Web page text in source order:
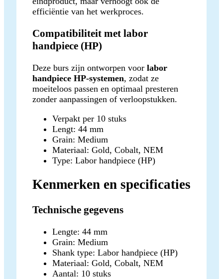
efficiëntie van het werkproces.
Compatibiliteit met labor
handpiece (HP)
Deze burs zijn ontworpen voor labor
handpiece HP-systemen, zodat ze
moeiteloos passen en optimaal presteren
zonder aanpassingen of verloopstukken.
Verpakt per 10 stuks
Lengt: 44 mm
Grain: Medium
Materiaal: Gold, Cobalt, NEM
Type: Labor handpiece (HP)
Kenmerken en specificaties
Technische gegevens
Lengte: 44 mm
Grain: Medium
Shank type: Labor handpiece (HP)
Materiaal: Gold, Cobalt, NEM
Aantal: 10 stuks